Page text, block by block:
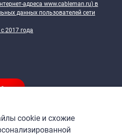
адреса www.cableman.ru) в
данных пользователей сети
2017 года
cookie и схожие